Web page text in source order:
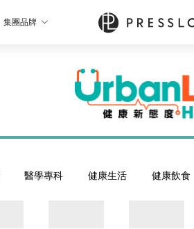
集團品牌
醫學專科 健康生活 健康飲食